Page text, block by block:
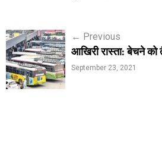
P
o
s
← Previous
आखिरी रास्ता: बेचने
September 23, 2021